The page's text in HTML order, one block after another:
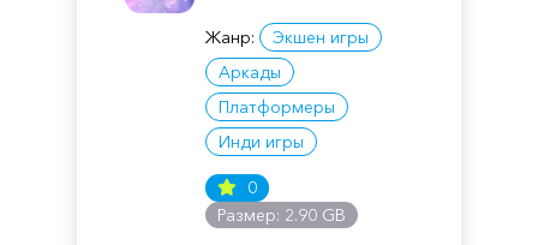
Жанр:
Экшен игры
Аркады
Платформеры
Инди игры
0
Размер: 2.90 GB